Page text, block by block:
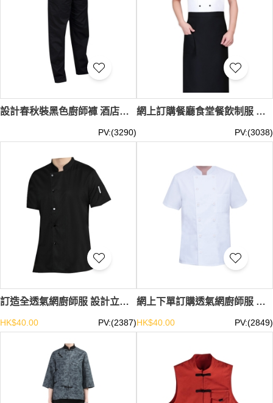
設計春秋裝黑色廚師褲 酒店後廚飯店 斑馬褲 千鳥格 廚師工作鬆緊褲子男女 SKKI073
PV:(3290)
網上訂購餐廳食堂餐飲制服 後廚房飯店廚師工作服 短袖 透氣 網夏季長袖 加大衣服男 SKKI071
PV:(3038)
訂造全透氣網廚師服 設計立領超薄短袖單排扣廚師服 廚師服供應商 SKKI070
HK$40.00 PV:(2387)
網上下單訂購透氣網廚師服 設計超薄雙排扣立領冰絲廚師工作服 廚師服生產商 SKKI069
HK$40.00 PV:(2849)